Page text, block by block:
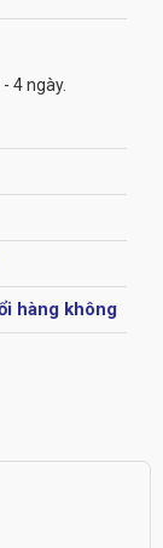
4 ngày.
hàng không